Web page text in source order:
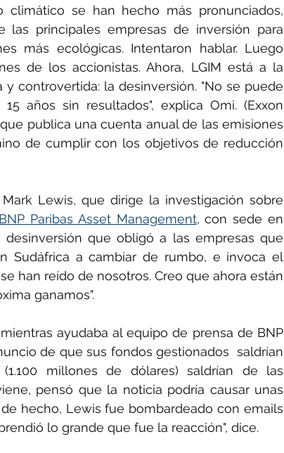
se han hecho más pronunciados,
principales empresas de inversión para
más ecológicas. Intentaron hablar. Luego
de los accionistas. Ahora, LGIM está a la
controvertida: la desinversión. "No se puede
años sin resultados", explica Omi. (Exxon
publica una cuenta anual de las emisiones
de cumplir con los objetivos de reducción
Lewis, que dirige la investigación sobre
BNP Paribas Asset Management, con sede en
que obligó a las empresas que
Sudáfrica a cambiar de rumbo, e invoca el
han reído de nosotros. Creo que ahora están
ganamos".
ayudaba al equipo de prensa de BNP
de que sus fondos gestionados  saldrían
millones de dólares) saldrían de las
pensó que la noticia podría causar unas
hecho, Lewis fue bombardeado con emails
lo grande que fue la reacción", dice.